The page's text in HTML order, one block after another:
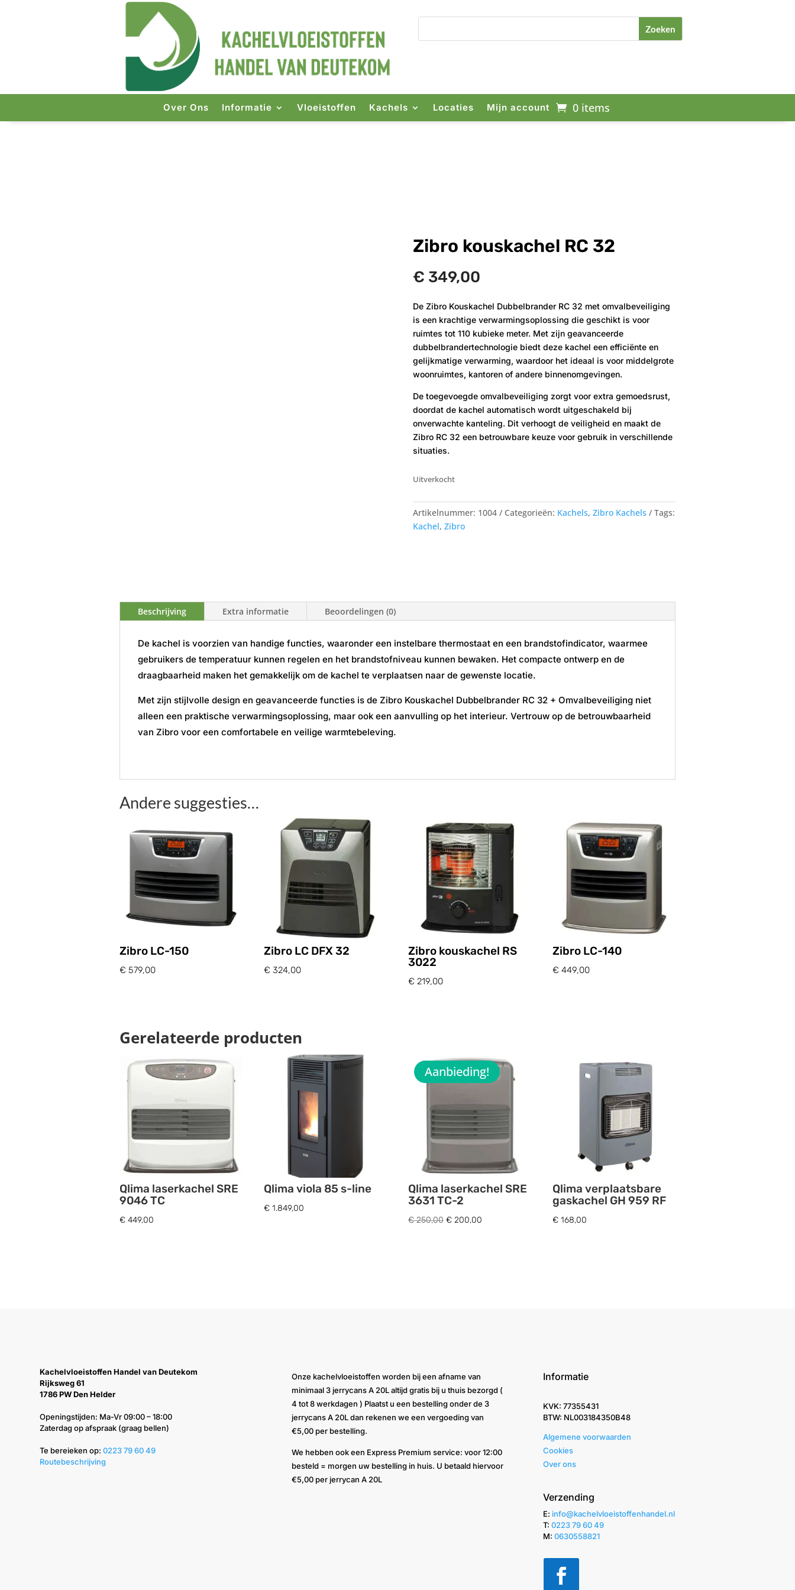
Over Ons Informatie Vloeistoffen Kachels Locaties Mijn account 0 items
Zibro kouskachel RC 32
€ 349,00
De Zibro Kouskachel Dubbelbrander RC 32 met omvalbeveiliging
is een krachtige verwarmingsoplossing die geschikt is voor
ruimtes tot 110 kubieke meter. Met zijn geavanceerde
dubbelbrandertechnologie biedt deze kachel een efficiënte en
gelijkmatige verwarming, waardoor het ideaal is voor middelgrote
woonruimtes, kantoren of andere binnenomgevingen.
De toegevoegde omvalbeveiliging zorgt voor extra gemoedsrust,
doordat de kachel automatisch wordt uitgeschakeld bij
onverwachte kanteling. Dit verhoogt de veiligheid en maakt de
Zibro RC 32 een betrouwbare keuze voor gebruik in verschillende
situaties.
Uitverkocht
Artikelnummer: 1004 Categorieën: Kachels, Zibro Kachels
Tags:
Kachel, Zibro
Beschrijving Extra informatie Beoordelingen (0)
De kachel is voorzien van handige functies, waaronder een instelbare thermostaat en een brandstofindicator, waarmee
gebruikers de temperatuur kunnen regelen en het brandstofniveau kunnen bewaken. Het compacte ontwerp en de
draagbaarheid maken het gemakkelijk om de kachel te verplaatsen naar de gewenste locatie.
Met zijn stijlvolle design en geavanceerde functies is de Zibro Kouskachel Dubbelbrander RC 32 + Omvalbeveiliging niet
alleen een praktische verwarmingsoplossing, maar ook een aanvulling op het interieur. Vertrouw op de betrouwbaarheid
van Zibro voor een comfortabele en veilige warmtebeleving.
Andere suggesties…
Zibro LC-150
€ 579,00
Zibro LC DFX 32
€ 324,00
Zibro kouskachel RS
3022
€ 219,00
Zibro LC-140
€ 449,00
Gerelateerde producten
Qlima laserkachel SRE
9046 TC
€449,00
Qlima viola 85 s-line
€1.849,00
Aanbieding!
Qlima laserkachel SRE
3631 TC-2
€250,00 Oorspronkelijke
€200,00Huidige
Qlima verplaatsbare
gaskachel GH 959 RF
€168,00
Kachelvloeistoffen Handel van Deutekom
Rijksweg 61
1786 PW Den Helder
Openingstijden: Ma-Vr 09:00 – 18:00
Zaterdag op afspraak (graag bellen)
Te bereieken op: ‭0223 79 60 49‬
Routebeschrijving
Onze kachelvloeistoffen worden bij een afname van
minimaal 3 jerrycans A 20L altijd gratis bij u thuis bezorgd (
4 tot 8 werkdagen ) Plaatst u een bestelling onder de 3
jerrycans A 20L dan rekenen we een vergoeding van
€5,00 per bestelling.
We hebben ook een Express Premium service: voor 12:00
besteld = morgen uw bestelling in huis. U betaald hiervoor
€5,00 per jerrycan A 20L
Informatie
KVK: 77355431
BTW: NL003184350B48
Algemene voorwaarden
Cookies
Over ons
Verzending
E: info@kachelvloeistoffenhandel.nl
T: ‭ 0223 79 60 49‬
M: 0630558821